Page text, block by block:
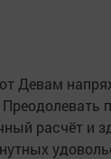
Девам
расчёт и